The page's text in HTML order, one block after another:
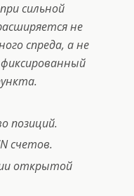
сильной
не
спреда, а не
позиций.
счетов.
открытой